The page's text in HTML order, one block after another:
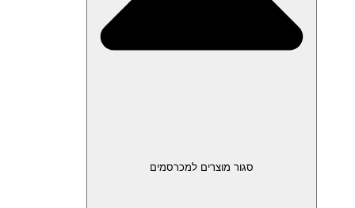
סגור מוצרים למכרסמים